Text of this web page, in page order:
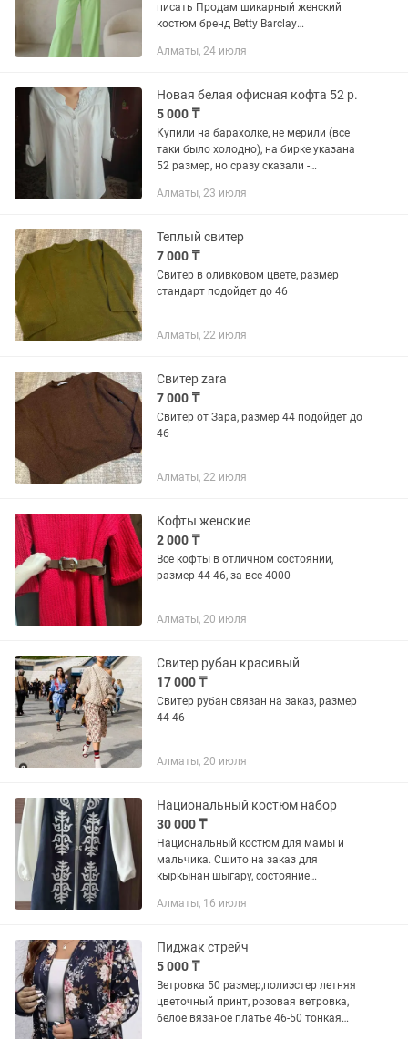
писать Продам шикарный женский
костюм бренд Betty Barclay
Костюм из 3 предметов Пиджак Брюки
Алматы, 24 июля
Новая белая офисная кофта 52 р.
5 000 ₸
Купили на барахолке, не мерили (все
таки было холодно), на бирке указана
52 размер, но сразу сказали -
кофта оказалось большим. Купили за
Алматы, 23 июля
Теплый свитер
7 000 ₸
Свитер в оливковом цвете, размер
стандарт подойдет до 46
Алматы, 22 июля
Свитер zara
7 000 ₸
Свитер от Зара, размер 44 подойдет до
46
Алматы, 22 июля
Кофты женские
2 000 ₸
Все кофты в отличном состоянии,
размер 44-46, за все 4000
Алматы, 20 июля
Свитер рубан красивый
17 000 ₸
Свитер рубан связан на заказ, размер
44-46
Алматы, 20 июля
Национальный костюм набор
30 000 ₸
Национальный костюм для мамы и
мальчика. Сшито на заказ для
кыркынан шыгару, состояние
женского набора (платье и камзол) 44-
годик...
Алматы, 16 июля
Пиджак стрейч
5 000 ₸
Ветровка 50 размер,полиэстер летняя
цветочный принт, розовая ветровка,
белое вязаное платье 46-50 тонкая